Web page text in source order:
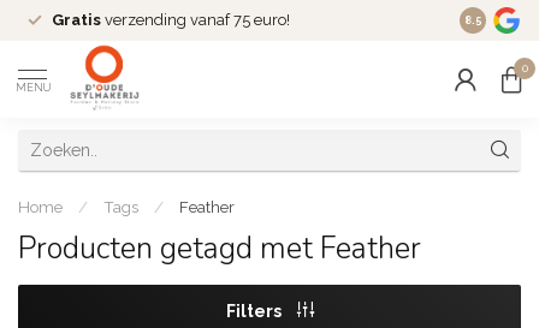
Gratis verzending vanaf 75 euro! Dé
8.5
MENU
0
Home / Tags / Feather
Producten getagd met Feather
Filters